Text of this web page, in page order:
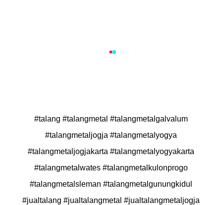
#talang #talangmetal #talangmetalgalvalum
#talangmetaljogja #talangmetalyogya
#talangmetaljogjakarta #talangmetalyogyakarta
#talangmetalwates #talangmetalkulonprogo
#talangmetalsleman #talangmetalgunungkidul
#jualtalang #jualtalangmetal #jualtalangmetaljogja